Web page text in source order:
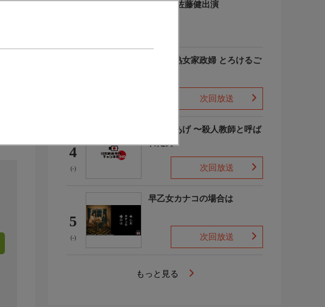
野芽郁 佐藤健出演
愛しの熟女家政婦 とろけるご
次回放送
4
(-)
でっちあげ 〜殺人教師と呼ば
れた男
次回放送
5
(-)
早乙女カナコの場合は
次回放送
もっと見る